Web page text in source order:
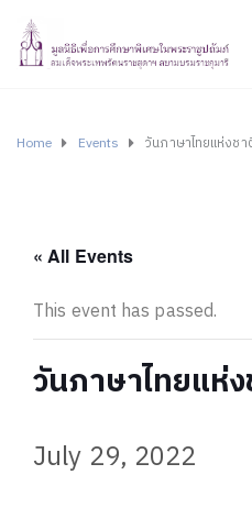
Home Events วันภาษาไทยแห่งชา
« All Events
This event has passed.
วันภาษาไทยแห่
July 29, 2022